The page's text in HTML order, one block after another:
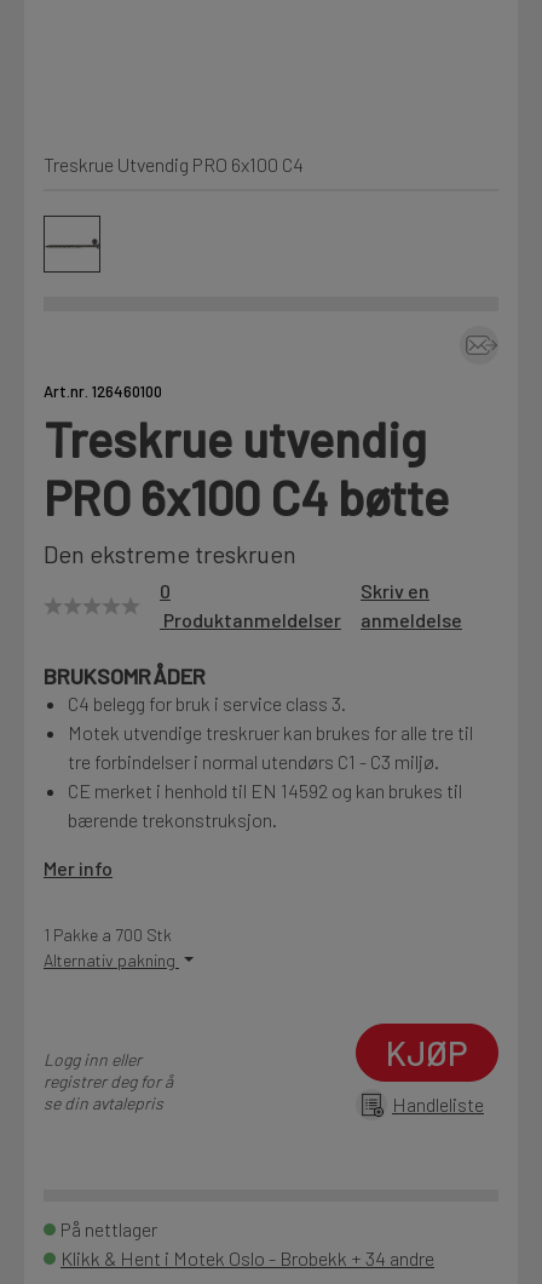
Fag
Motek
Finn butikk
Kontakt og åpningstider
Kontakt
Fra rådgivning til sporing av ordre
Kampanjer
Kvalitetsprodukter til ekstra gode priser
Produktnyheter
Siste nytt om dine favorittprodukter
Prislister
Firmainformasjon
LOGG UT
Treskrue Utvendig PRO 6x100 C4
Art.nr. 126460100
Treskrue utvendig
PRO 6x100 C4 bøtte
Den ekstreme treskruen
0
Produktanmeldelser
Skriv en
anmeldelse
BRUKSOMRÅDER
C4 belegg for bruk i service class 3.
Motek utvendige treskruer kan brukes for alle tre til
tre forbindelser i normal utendørs C1 - C3 miljø.
CE merket i henhold til EN 14592 og kan brukes til
bærende trekonstruksjon.
Mer info
1 Pakke a 700 Stk
Alternativ pakning
Logg inn eller
registrer deg for å
se din avtalepris
KJØP
Handleliste
På nettlager
Klikk & Hent i Motek Oslo - Brobekk + 34 andre